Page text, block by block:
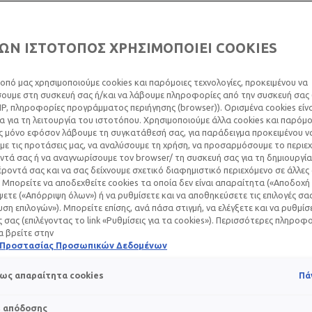
ΤΗΣ
4 ΣΥΧΝΈΣ
2024
SPF ΚΑΙ ΤΙ ΜΑΣ ΛΈΕΙ;
SPF (Sun Protection Factor) ενός αντηλιακού
το ηλιακό έγκαυμα.
κοκκινίζει έπειτα από 20 λεπτά
,
κρέμα με δείκτη SPF30 θα το προστατέψει για 6 ώρες
υπάρχουν μόνο σε εργαστηριακό περιβάλλον, οι
ΙΣΤΟΤΟΠΟΣ ΧΡΗΣΙΜΟΠΟΙΕΙ COOKIES
μας χρησιμοποιούμε cookies και παρόμοιες τεχνολογίες, προκειμένου να
στη συσκευή σας ή/και να λάβουμε πληροφορίες από την συσκευή σας
πληροφορίες προγράμματος περιήγησης (browser)). Ορισμένα cookies
για τη λειτουργία του ιστοτόπου. Χρησιμοποιούμε άλλα cookies και
μόνο εφόσον λάβουμε τη συγκατάθεσή σας, για παράδειγμα προκειμένου
τις προτάσεις μας, να αναλύσουμε τη χρήση, να προσαρμόσουμε το
σας ή να αναγνωρίσουμε τον browser/ τη συσκευή σας για τη
σας και να σας δείχνουμε σχετικό διαφημιστικό περιεχόμενο σε άλλες
Μπορείτε να αποδεχθείτε cookies τα οποία δεν είναι απαραίτητα
(«Απόρριψη όλων») ή να ρυθμίσετε και να αποθηκεύσετε τις επιλογές
επιλογών»). Μπορείτε επίσης, ανά πάσα στιγμή, να ελέγξετε και να
σας (επιλέγοντας το link «Ρυθμίσεις για τα cookies»). Περισσότερες
βρείτε στην
Προστασίας Προσωπικών Δεδομένων
απαραίτητα cookies
απόδοσης